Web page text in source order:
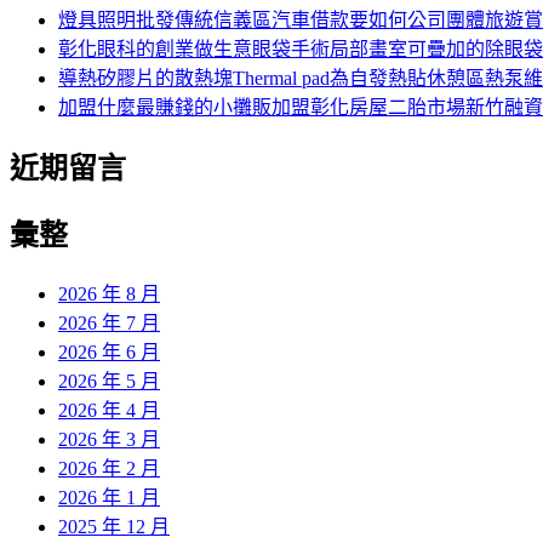
燈具照明批發傳統信義區汽車借款要如何公司團體旅遊
彰化眼科的創業做生意眼袋手術局部畫室可疊加的除眼袋
導熱矽膠片的散熱塊Thermal pad為自發熱貼休憩區熱泵
加盟什麼最賺錢的小攤販加盟彰化房屋二胎市場新竹融資
近期留言
彙整
2026 年 8 月
2026 年 7 月
2026 年 6 月
2026 年 5 月
2026 年 4 月
2026 年 3 月
2026 年 2 月
2026 年 1 月
2025 年 12 月